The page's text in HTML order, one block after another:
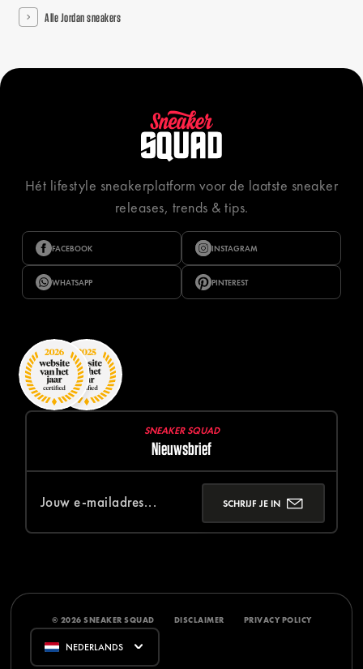
Alle Jordan sneakers
Hét lifestyle sneakerplatform voor de laatste sneaker
releases, trends & tips.
FACEBOOK INSTAGRAM
WHATSAPP PINTEREST
SNEAKER SQUAD
Nieuwsbrief
SCHRIJF JE IN
© 2026 SNEAKER SQUAD DISCLAIMER PRIVACY POLICY
NEDERLANDS